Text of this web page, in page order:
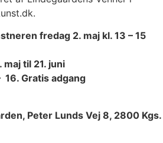
fredag 2. maj kl. 13 – 15
til 21. juni
Gratis adgang
Peter Lunds Vej 8, 2800 Kgs.